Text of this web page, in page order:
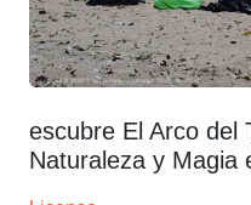
escubre El Arco del
Naturaleza y Magia